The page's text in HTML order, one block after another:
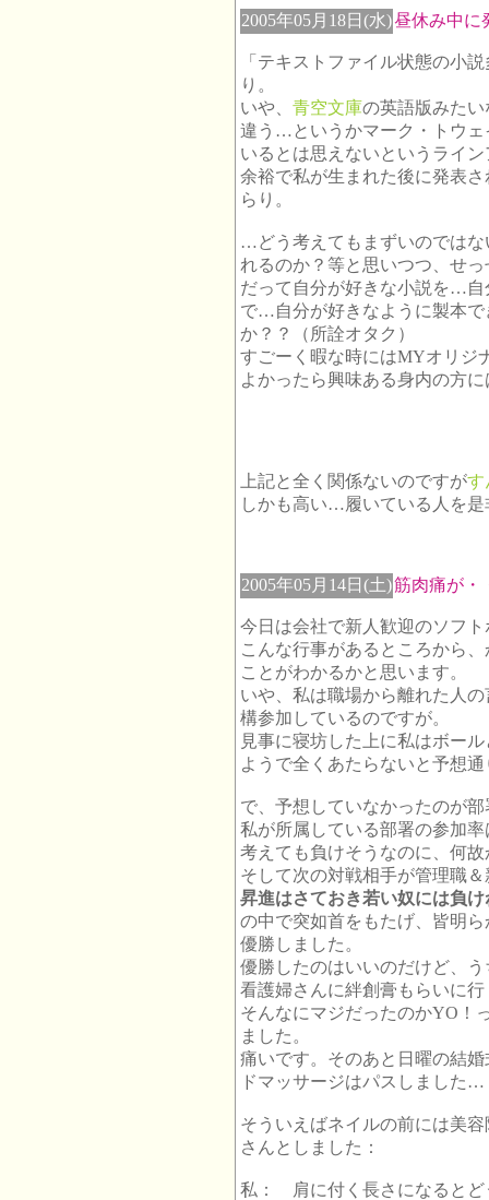
2005年05月18日(水)昼休み中に
「テキストファイル状態の小
り。
いや、 青空文庫の英語版みた
違う…というかマーク・トウェ
いるとは思えないというライ
余裕で私が生まれた後に発表
らり。
…どう考えてもまずいのでは
れるのか？等と思いつつ、せ
だって自分が好きな小説を…
で…自分が好きなように製本
か？？（所詮オタク）
すごーく暇な時にはMYオリジ
よかったら興味ある身内の方
上記と全く関係ないのですがす
しかも高い…履いている人を是
2005年05月14日(土)筋肉痛が・
今日は会社で新人歓迎のソフ
こんな行事があるところから
ことがわかるかと思います。
いや、私は職場から離れた人
構参加しているのですが。
見事に寝坊した上に私はボー
ようで全くあたらないと予想
で、予想していなかったのが
私が所属している部署の参加
考えても負けそうなのに、何
そして次の対戦相手が管理職
昇進はさておき若い奴には負け
の中で突如首をもたげ、皆明
優勝しました。
優勝したのはいいのだけど、
看護婦さんに絆創膏もらいに
そんなにマジだったのかYO！
ました。
痛いです。そのあと日曜の結
ドマッサージはパスしました…
そういえばネイルの前には美
さんとしました：
私： 肩に付く長さになるとど